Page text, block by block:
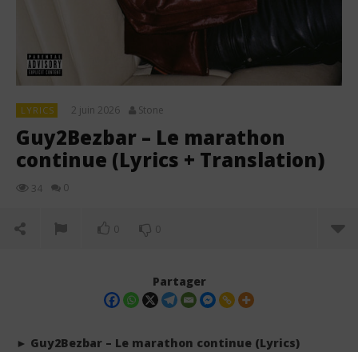
LYRICS 2 juin 2026 Stone
Guy2Bezbar – Le marathon
continue (Lyrics + Translation)
34 0
0 0
Partager
► Guy2Bezbar – Le marathon continue (Lyrics)